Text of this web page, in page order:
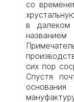
со
в
сих пор
Спустя